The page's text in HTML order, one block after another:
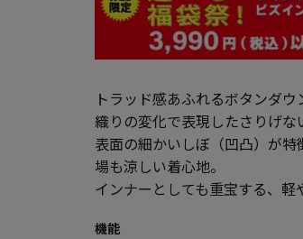
トラッド感あふれるボタンダウ
織りの変化で表現したさりげな
表面の細かいしぼ（凹凸）が
場も涼しい着心地。
インナーとしても重宝する、軽
機能